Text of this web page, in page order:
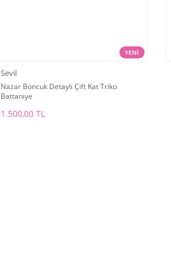
YENİ
Sevil
Nazar Boncuk Detaylı Çift Kat Triko
Battaniye
1.500,00 TL